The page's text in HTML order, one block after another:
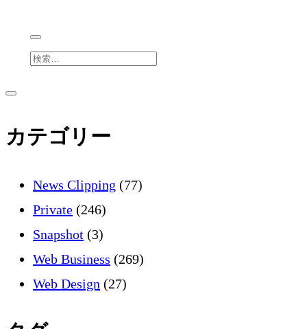
検
サ
イ
バ
ー
サ
バ
ー
カテゴリー
News Clipping (77)
Private (246)
Snapshot (3)
Web Business (269)
Web Design (27)